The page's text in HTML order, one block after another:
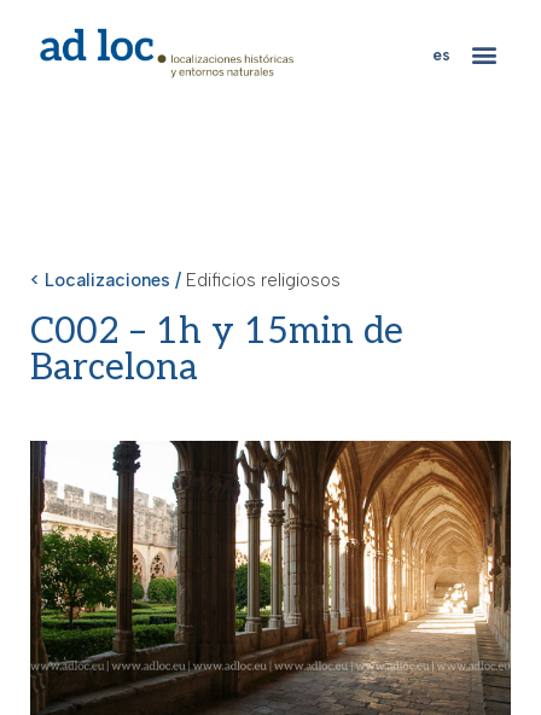
es
< Localizaciones / Edificios religiosos
C002 – 1h y 15min de
Barcelona